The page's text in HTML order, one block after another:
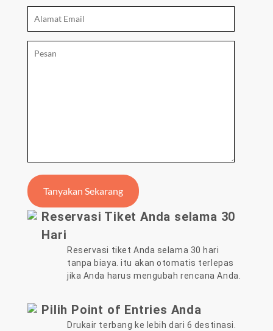
Reservasi Tiket Anda selama 30
Hari
Reservasi tiket Anda selama 30 hari
tanpa biaya. itu akan otomatis terlepas
jika Anda harus mengubah rencana Anda.
Pilih Point of Entries Anda
Drukair terbang ke lebih dari 6 destinasi.